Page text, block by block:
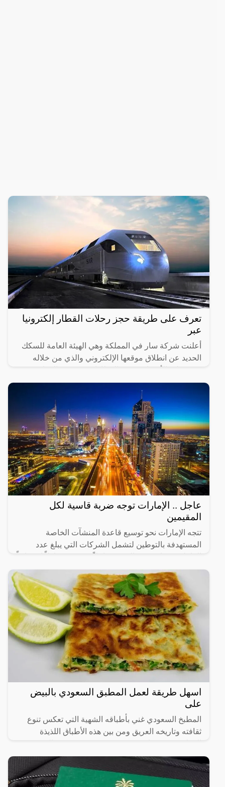
تعرف على طريقة حجز رحلات القطار إلكترونيا
عبر
أعلنت شركة سار في المملكة وهي الهيئة العامة للسكك
الحديد عن انطلاق موقعها الإلكتروني والذي من خلاله
المختلفة لها،
عاجل .. الإمارات توجه ضربة قاسية لكل
المقيمين
تتجه الإمارات نحو توسيع قاعدة المنشآت الخاصة
المستهدفة بالتوطين لتشمل الشركات التي يبلغ عدد
رئيساً تم
اسهل طريقة لعمل المطبق السعودي بالبيض
على
المطبخ السعودي غني بأطباقه الشهية التي تعكس تنوع
ثقافته وتاريخه العريق ومن بين هذه الأطباق اللذيذة
واللحم المفروم